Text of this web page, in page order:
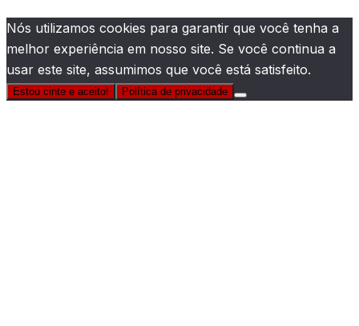
Nós utilizamos cookies para garantir que você tenha a
melhor experiência em nosso site. Se você continua a
usar este site, assumimos que você está satisfeito.
Estou cinte e aceito! Política de privacidade